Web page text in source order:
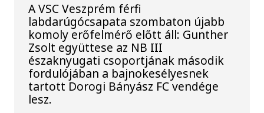
A VSC Veszprém férfi
labdarúgócsapata szombaton újabb
komoly erőfelmérő előtt áll: Gunther
Zsolt együttese az NB III
északnyugati csoportjának második
fordulójában a bajnokesélyesnek
tartott Dorogi Bányász FC vendége
lesz.